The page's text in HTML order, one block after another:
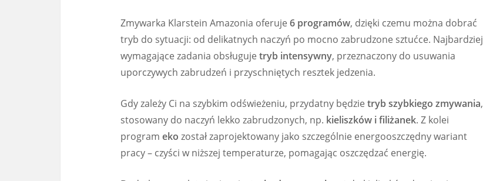
Zmywarka Klarstein Amazonia oferuje 6 programów, dzięki czemu można dobrać
tryb do sytuacji: od delikatnych naczyń po mocno zabrudzone sztućce. Najbardziej
wymagające zadania obsługuje tryb intensywny, przeznaczony do usuwania
uporczywych zabrudzeń i przyschniętych resztek jedzenia.
Gdy zależy Ci na szybkim odświeżeniu, przydatny będzie tryb szybkiego zmywania,
stosowany do naczyń lekko zabrudzonych, np. kieliszków i filiżanek. Z kolei
program eko został zaprojektowany jako szczególnie energooszczędny wariant
pracy – czyści w niższej temperaturze, pomagając oszczędzać energię.